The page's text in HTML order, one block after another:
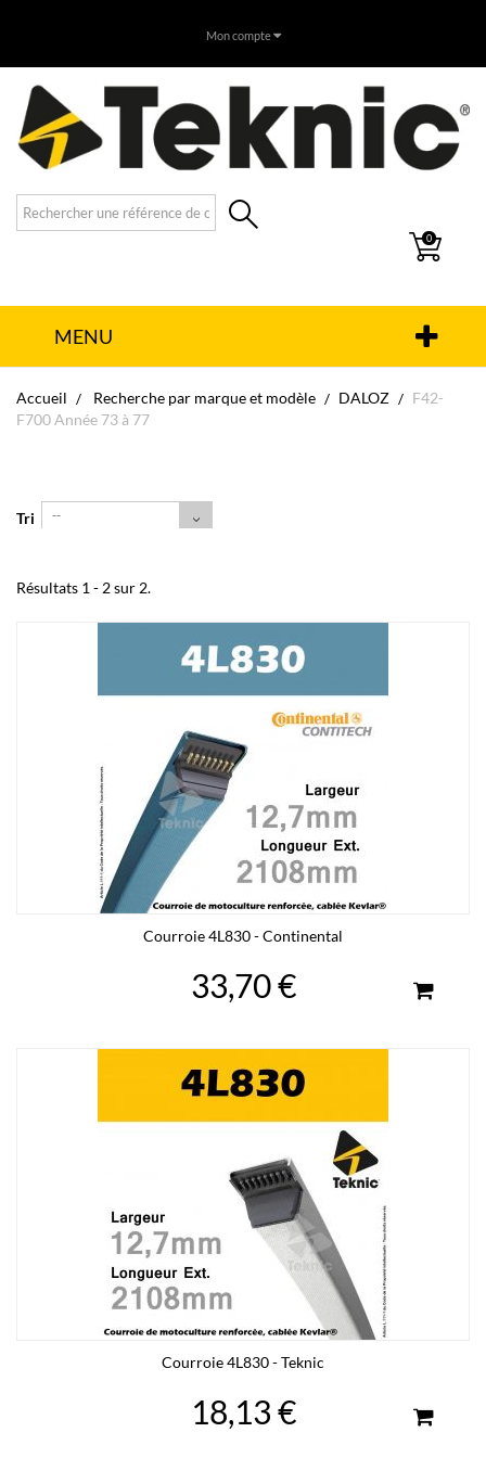
Mon compte
0
MENU
Accueil Recherche par marque et modèle DALOZ
F42-
F700 Année 73 à 77
Tri --
Résultats 1 - 2 sur 2.
Courroie 4L830 - Continental
33,70 €
Courroie 4L830 - Teknic
18,13 €